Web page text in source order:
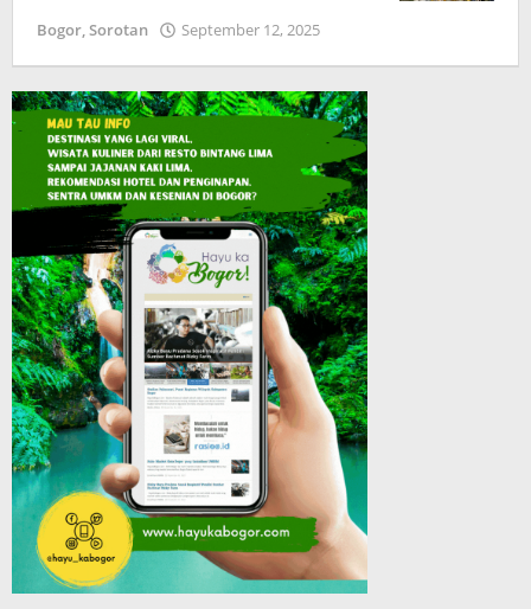
2025
Hayu
Ka
Bogor
Bogor,Sorotan September 12, 2025
Ka
Bogor